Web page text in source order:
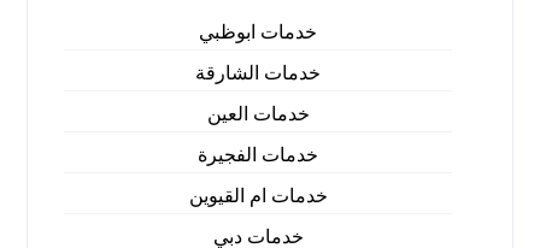
خدمات ابوظبي
خدمات الشارقة
خدمات العين
خدمات الفجيرة
خدمات ام القيوين
خدمات دبي